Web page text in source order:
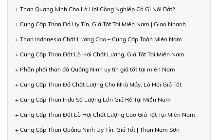
+ Than Quảng Ninh Cho Lò Hơi Công Nghiệp Có Gì Nổi Bật?
+ Cung Cấp Than Đá Uy Tín, Giá Tốt Tại Miền Nam | Giao Nhanh
+ Than Indonesia Chất Lượng Cao – Cung Cấp Toàn Miền Nam
+ Cung Cấp Than Đốt Lò Hơi Chất Lượng, Giá Tốt Tại Miền Nam
+ Phân phối than đá Quảng Ninh uy tín giá tốt tại miền Nam
+ Cung Cấp Than Đá Chất Lượng Cho Nhà Máy, Lò Hơi Giá Tốt
+ Cung Cấp Than Indo Số Lượng Lớn Giá Rẻ Tại Miền Nam
+ Cung Cấp Than Đốt Lò Hơi Chất Lượng Cao Giá Tốt Tại Miền Nam
+ Cung Cấp Than Quảng Ninh Uy Tín, Giá Tốt | Than Nam Sơn